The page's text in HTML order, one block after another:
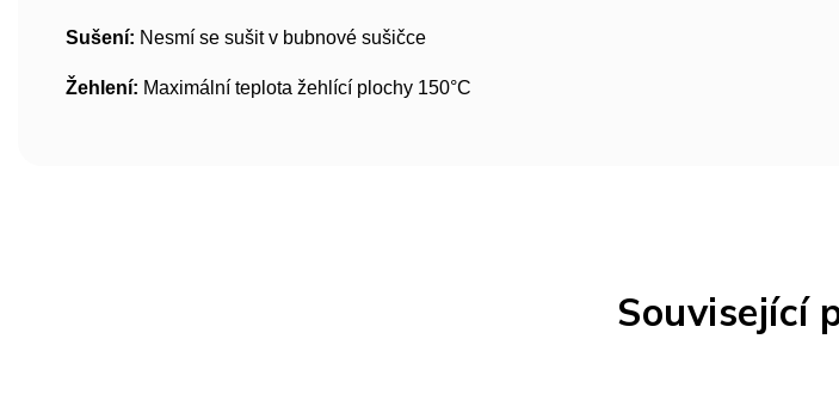
Související
Sušení: Nesmí se sušit v bubnové sušičce
Žehlení: Maximální teplota žehlící plochy 150°C